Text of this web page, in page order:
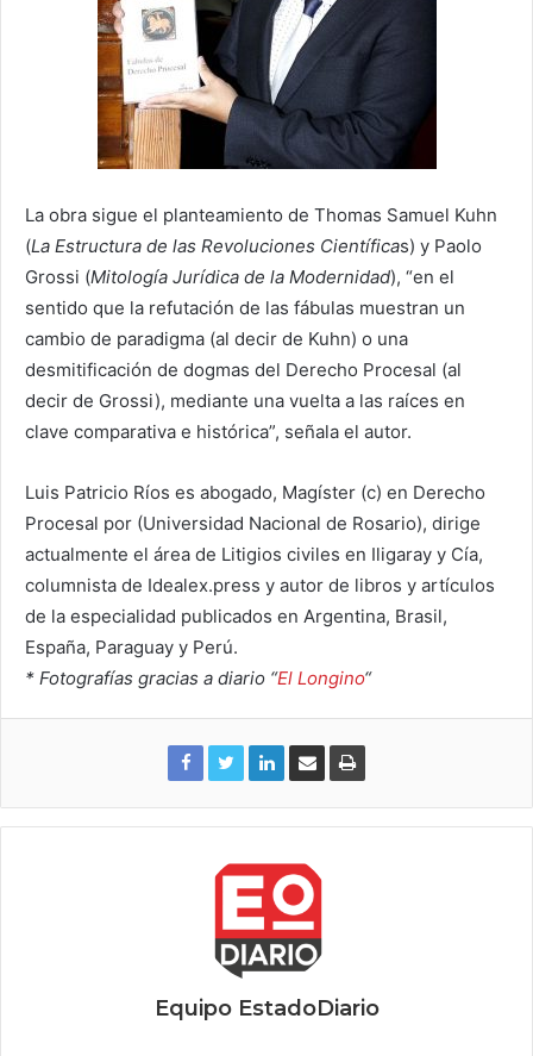
La obra sigue el planteamiento de Thomas Samuel Kuhn
(La Estructura de las Revoluciones Científicas) y Paolo
Grossi (Mitología Jurídica de la Modernidad), “en el
sentido que la refutación de las fábulas muestran un
cambio de paradigma (al decir de Kuhn) o una
desmitificación de dogmas del Derecho Procesal (al
decir de Grossi), mediante una vuelta a las raíces en
clave comparativa e histórica”, señala el autor.
Luis Patricio Ríos es abogado, Magíster (c) en Derecho
Procesal por (Universidad Nacional de Rosario), dirige
actualmente el área de Litigios civiles en Iligaray y Cía,
columnista de Idealex.press y autor de libros y artículos
de la especialidad publicados en Argentina, Brasil,
España, Paraguay y Perú.
* Fotografías gracias a diario “El Longino“
Equipo EstadoDiario